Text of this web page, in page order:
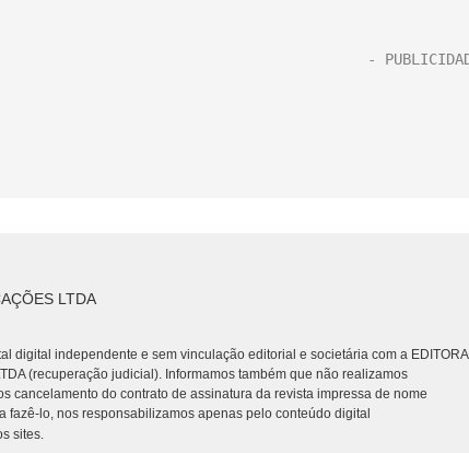
LTDA
digital independente e sem vinculação editorial e societária com a EDITORA
(recuperação judicial). Informamos também que não realizamos
cancelamento do contrato de assinatura da revista impressa de nome
fazê-lo, nos responsabilizamos apenas pelo conteúdo digital
sites.